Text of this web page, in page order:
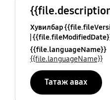
Хувилбар
{{file.languageName}}
{{file.languageName}}
Татаж авах